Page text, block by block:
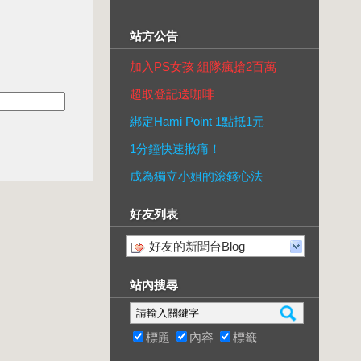
站方公告
加入PS女孩 組隊瘋搶2百萬
超取登記送咖啡
綁定Hami Point 1點抵1元
1分鐘快速揪痛！
成為獨立小姐的滾錢心法
好友列表
好友的新聞台Blog
站內搜尋
標題 內容 標籤